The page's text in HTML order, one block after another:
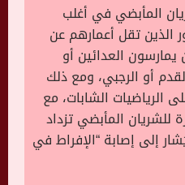
المأبضي في أغلب
الذين تقل أعمارهم عن
يمارسون العدائين أو
أو الرجبي، ومع ذلك
الرياضيات الشابات، مع
للشريان المأبضي تزداد
إلى إصابة “الإفراط في